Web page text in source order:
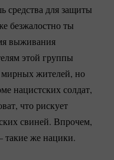
средства для защиты
безжалостно ты
выживания
этой группы
жителей, но
нацистских солдат,
что рискует
свиней. Впрочем,
такие же нацики.